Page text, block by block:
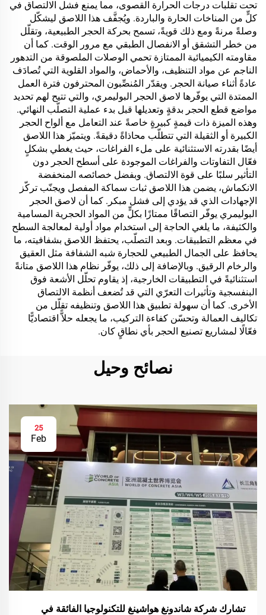
تحت الأرض، وقاعات السينما
المنزلية تحت الأرض، والأنفاق
تحت تقلبات درجات الحرارة القصوى، مما يمنع فشل الالتصاق في
كلٍّ من المناخات الحارة والباردة. ويُجفَّف هذا اللاصق ليشكّل
وصلةً مرنةً ومع ذلك قويةً، تسمح بحركة الحجر الطبيعية، وتقلّل
من خطر التشقق أو الانفصال الطبقي مع مرور الوقت. كما أن
مقاومته الكيميائية الممتازة تحمي الوصلات الملصوقة من التدهور
الناجم عن مواد التنظيف، والأحماض، والمواد القلوية التي تُصادَف
عادةً أثناء صيانة الحجر. ويقدّر المُنصِّبون المحترفون فترة العمل
الممتدة التي يوفّرها لاصق الحجر البوليمري، والتي تتيح لهم تحديد
مواضع قطع الحجر بدقةٍ وتعديلها قبل بدء عملية التصلّب النهائي.
وهذه الميزة ذات قيمةٍ كبيرةٍ خاصةً عند التعامل مع ألواح الحجر
الكبيرة أو الثقيلة التي تتطلّب محاذاةً دقيقةً. ويتميّز هذا اللاصق
أيضًا بقدرته الاستثنائية على ملء الفراغات، حيث يغطي بشكلٍ
فعّال التفاوتات والفراغات الموجودة على أسطح الحجر دون
التأثير سلبًا على قوة الالتصاق. وبفضل خصائصه المنخفضة
الانكماش، يضمن هذا اللاصق ثبات سماكة المفصل ويجنّب تركّز
الإجهادات الذي قد يؤدي إلى فشل مبكر. كما أن لاصق الحجر
البوليمري يوفّر التصاقًا ممتازًا بكلٍّ من المواد الحجرية المسامية
والكثيفة، ما يلغي الحاجة إلى استخدام مواد أولية لمعالجة السطح
في معظم التطبيقات. وبعد التصلّب، يحتفظ اللاصق بشفافيته، ما
يحافظ على الجمال الطبيعي للحجارة شبه الشفافة مثل العقيق
والرخام الرقيق. وبالإضافة إلى ذلك، يوفّر نظام هذا اللاصق متانةً
استثنائيةً في التطبيقات الخارجية، إذ يقاوم تحلّل الأشعة فوق
البنفسجية وتأثيرات التعرّي التي قد تُضعف أنظمة الالتصاق
الأخرى. كما أن سهولة تطبيق هذا اللاصق وتنظيفه تقلّل من
تكاليف العمالة وتحسّن كفاءة التركيب، ما يجعله حلاًّ اقتصاديًّا
فعّالًا لمشاريع تصنيع الحجر بأي نطاقٍ كان.
نصائح وحيل
25
Feb
تشارك شركة شاندونغ هواشينغ للتكنولوجيا الفائقة في